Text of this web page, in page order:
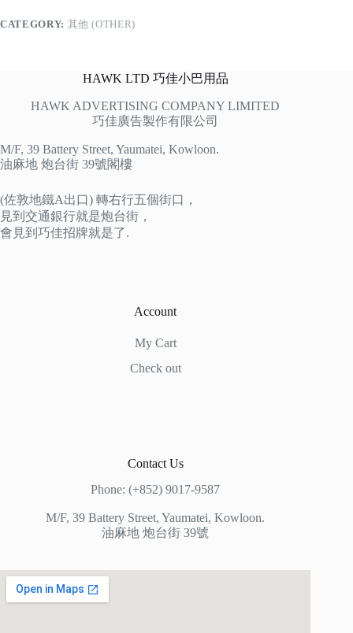
CATEGORY: 其他 (OTHER)
HAWK LTD 巧佳小巴用品
HAWK ADVERTISING COMPANY LIMITED
巧佳廣告製作有限公司
M/F, 39 Battery Street, Yaumatei, Kowloon.
油麻地 炮台街 39號閣樓
(佐敦地鐵A出口) 轉右行五個街口，
見到交通銀行就是炮台街，
會見到巧佳招牌就是了.
Account
My Cart
Check out
Contact Us
Phone: (+852) 9017-9587
M/F, 39 Battery Street, Yaumatei, Kowloon.
油麻地 炮台街 39號